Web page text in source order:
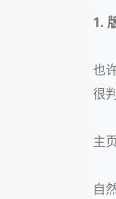
1.
也
很
主
自